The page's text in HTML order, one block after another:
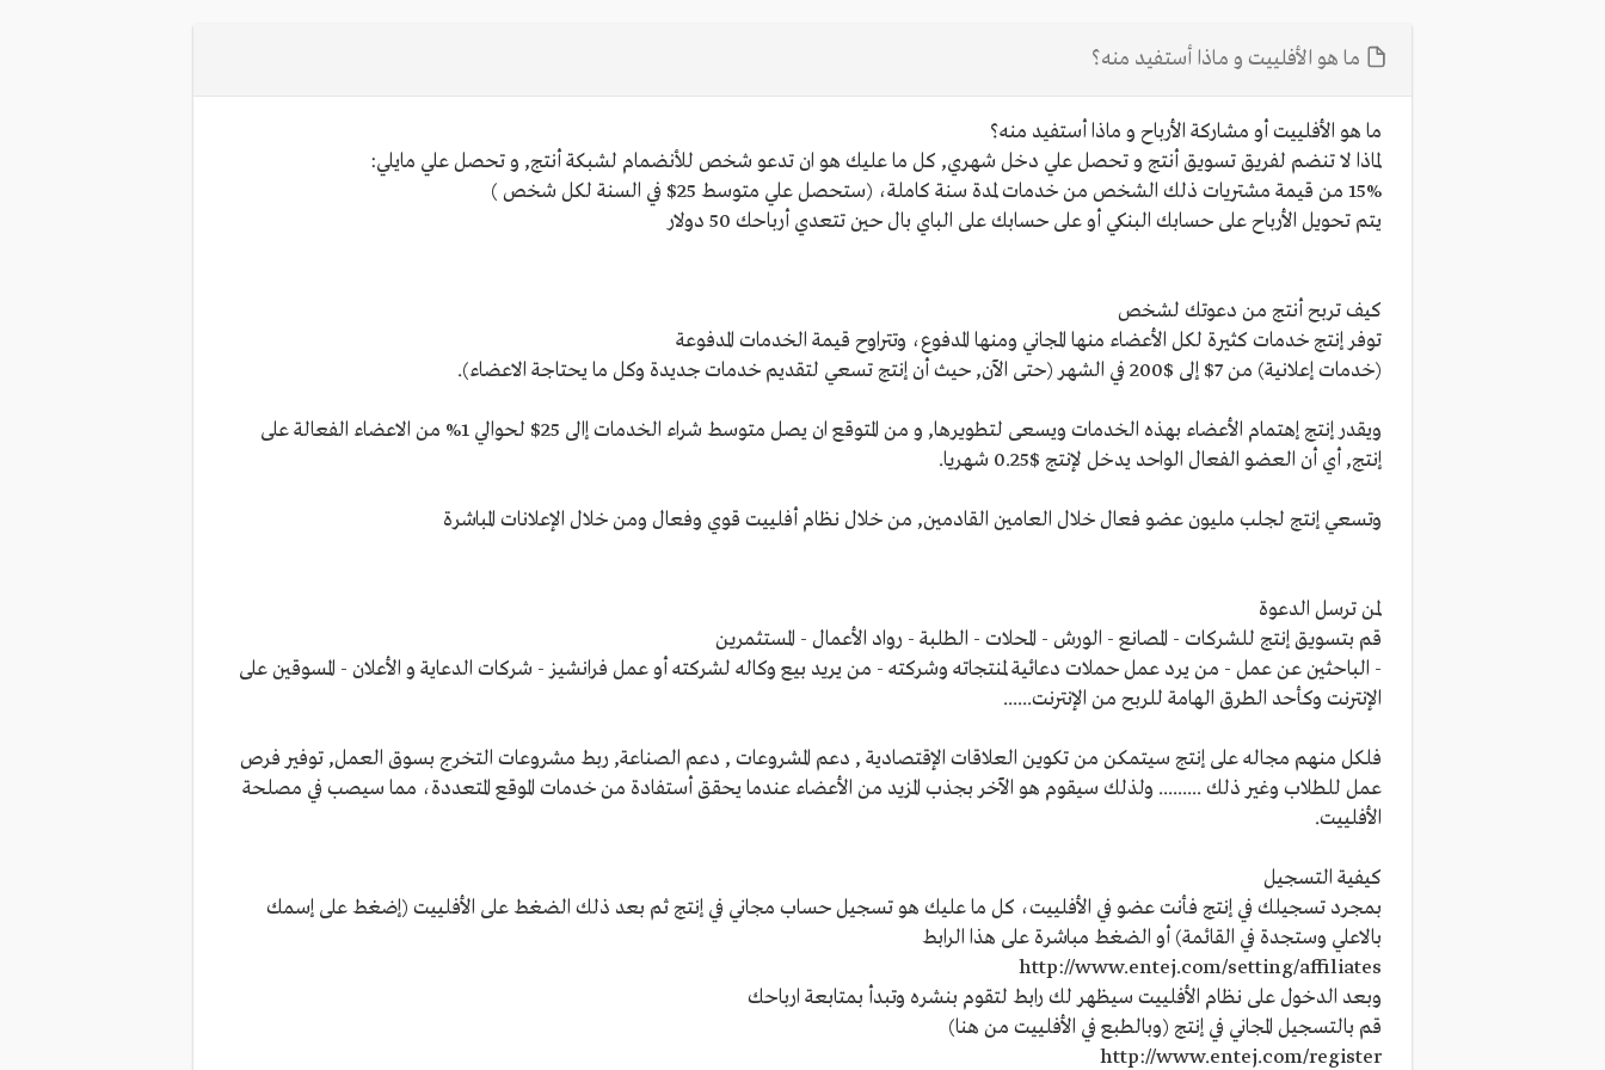
ما هو الأفلييت و ماذا أستفيد منه؟
ما هو الأفلييت أو مشاركة الأرباح و ماذا أستفيد منه؟
لماذا لا تنضم لفريق تسويق أنتج و تحصل علي دخل شهري, كل ما عليك هو ان تدعو شخص للأنضمام لشبكة أنتج, و تحصل علي مايلي:
15% من قيمة مشتريات ذلك الشخص من خدمات لمدة سنة كاملة، (ستحصل علي متوسط 25$ في السنة لكل شخص )
يتم تحويل الأرباح على حسابك البنكي أو على حسابك على الباي بال حين تتعدي أرباحك 50 دولار
كيف تربح أنتج من دعوتك لشخص
توفر إنتج خدمات كثيرة لكل الأعضاء منها المجاني ومنها المدفوع، وتتراوح قيمة الخدمات المدفوعة
(خدمات إعلانية) من 7$ إلى $200 في الشهر (حتى الآن, حيث أن إنتج تسعي لتقديم خدمات جديدة وكل ما يحتاجة الاعضاء).
ويقدر إنتج إهتمام الأعضاء بهذه الخدمات ويسعى لتطويرها, و من المتوقع ان يصل متوسط شراء الخدمات إالى 25$ لحوالي 1% من الاعضاء الفعالة على
إنتج, أي أن العضو الفعال الواحد يدخل لإنتج $0.25 شهريا.
وتسعي إنتج لجلب مليون عضو فعال خلال العامين القادمين, من خلال نظام أفلييت قوي وفعال ومن خلال الإعلانات المباشرة
لمن ترسل الدعوة
قم بتسويق إنتج للشركات - المصانع - الورش - المحلات - الطلبة - رواد الأعمال - المستثمرين
- الباحثين عن عمل - من يرد عمل حملات دعائية لمنتجاته وشركته - من يريد بيع وكاله لشركته أو عمل فرانشيز - شركات الدعاية و الأعلان - المسوقين على
الإنترنت وكأحد الطرق الهامة للربح من الإنترنت......
فلكل منهم مجاله على إنتج سيتمكن من تكوين العلاقات الإقتصادية , دعم المشروعات , دعم الصناعة, ربط مشروعات التخرج بسوق العمل, توفير فرص
عمل للطلاب وغير ذلك ......... ولذلك سيقوم هو الآخر بجذب المزيد من الأعضاء عندما يحقق أستفادة من خدمات الموقع المتعددة، مما سيصب في مصلحة
الأفلييت.
كيفية التسجيل
بمجرد تسجيلك في إنتج فأنت عضو في الأفلييت، كل ما عليك هو تسجيل حساب مجاني في إنتج ثم بعد ذلك الضغط على الأفلييت (إضغط على إسمك
بالاعلي وستجدة في القائمة) أو الضغط مباشرة على هذا الرابط
http://www.entej.com/setting/affiliates
وبعد الدخول على نظام الأفلييت سيظهر لك رابط لتقوم بنشره وتبدأ بمتابعة ارباحك
قم بالتسجيل المجاني في إنتج (وبالطبع في الأفلييت من هنا)
http://www.entej.com/register